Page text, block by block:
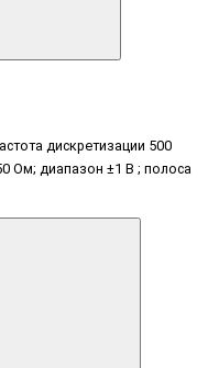
дискретизации 500
Ом; диапазон ±1 В ; полоса